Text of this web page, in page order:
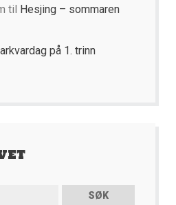
til Hesjing – sommaren
på 1. trinn